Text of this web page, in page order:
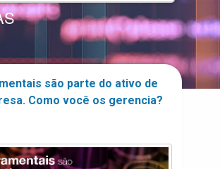
são parte do ativo de
Como você os gerencia?